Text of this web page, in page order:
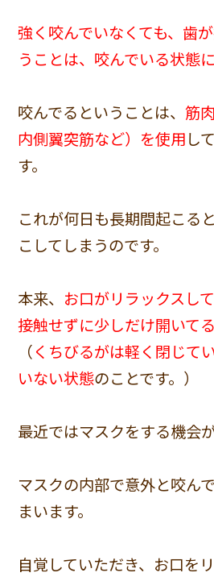
強く咬んでいなくても、歯
うことは、咬んでいる状態に
咬んでるということは、筋
内側翼突筋など）を使用し
す。
これが何日も長期間起こる
こしてしまうのです。
本来、 お口がリラックスし
接触せずに少しだけ開いて
（くちびるがは軽く閉じて
いない状態のことです。）
最近ではマスクをする機会
マスクの内部で意外と咬ん
まいます。
自覚していただき、お口を